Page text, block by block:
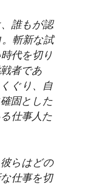
誰もが認
斬新な試
代を切り
者であ
ぐり、自
固とした
仕事人た
らはどの
仕事を切